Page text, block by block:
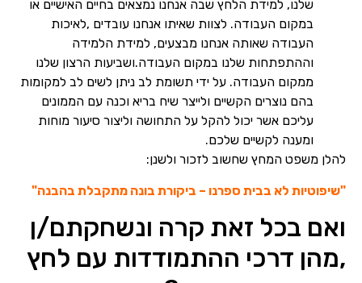
שלנו, למידת הלחץ שבה אנחנו נמצאים בחיים האישיים או
במקום העבודה. לצוות שאיתו אנחנו עובדים ,לאיכות
העבודה שאותה אנחנו מבצעים, למידת הלמידה
וההתפתחות שלנו במקום העבודה.ושביעות הרצון שלנו
ממקום העבודה. על ידי תשומת לב ניתן לשים לב למקומות
בהם נוצרים הקשיים ולייצר שיח בריא וכנה עם הממונים
עליכם אשר יכול להקל על התחושה וליצור סיעור מוחות
ומענה לקשיים שלכם.
להלן משפט המחץ שחשוב לזכור ולשנן:
"שיפוטיות לא בבית ספרנו – ביקורת בונה מתקבלת בהבנה"
ואם בכל זאת קרה ונשחקתם/ן
,מהן דרכי ההתמודדות עם לחץ